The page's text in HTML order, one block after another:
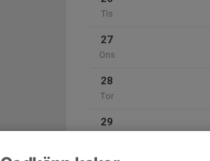
Tis
27
Ons
28
Tor
29